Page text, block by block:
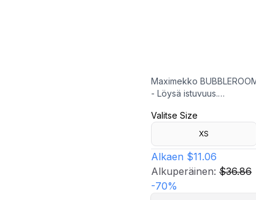
Maximekko
- Löysä istuvuus.
- Nyöri vyötäröllä.
- Halkio hihoissa.
- Pituus olalta:
Valitse Size
XS
Alkaen $11.06
Alkuperäinen: $36.86
-70%